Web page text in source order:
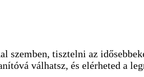
szemben, tisztelni az
válhatsz, és elérheted a